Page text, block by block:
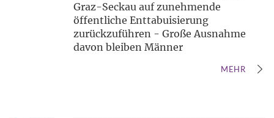
Graz-Seckau auf zunehmende
öffentliche Enttabuisierung
zurückzuführen - Große Ausnahme
davon bleiben Männer
MEHR